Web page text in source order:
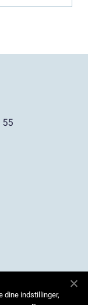
dine indstillinger,